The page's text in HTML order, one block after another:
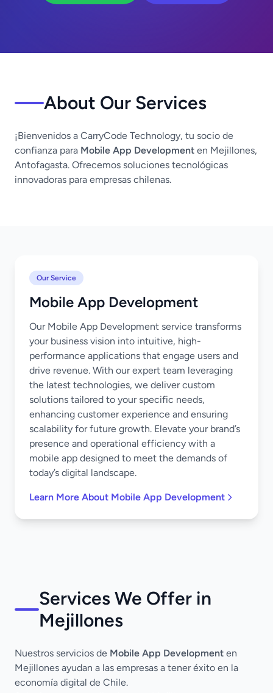
About Our Services
¡Bienvenidos a CarryCode Technology, tu socio de
confianza para Mobile App Development en Mejillones,
Antofagasta. Ofrecemos soluciones tecnológicas
innovadoras para empresas chilenas.
Our Service
Mobile App Development
Our Mobile App Development service transforms
your business vision into intuitive, high-
performance applications that engage users and
drive revenue. With our expert team leveraging
the latest technologies, we deliver custom
solutions tailored to your specific needs,
enhancing customer experience and ensuring
scalability for future growth. Elevate your brand’s
presence and operational efficiency with a
mobile app designed to meet the demands of
today’s digital landscape.
Learn More About Mobile App Development
Services We Offer in
Mejillones
Nuestros servicios de Mobile App Development en
Mejillones ayudan a las empresas a tener éxito en la
economía digital de Chile.